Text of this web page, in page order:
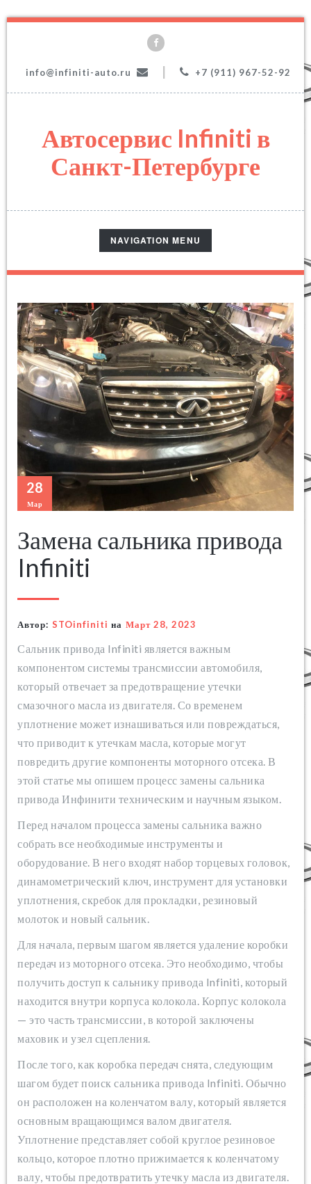
info@infiniti-auto.ru +7 (911) 967-52-92
Автосервис Infiniti в
Санкт-Петербурге
TOGGLE
NAVIGATION
NAVIGATION MENU
28
Мар
Замена сальника привода
Infiniti
Автор: STOinfiniti на Март 28, 2023
Сальник привода Infiniti является важным
компонентом системы трансмиссии автомобиля,
который отвечает за предотвращение утечки
смазочного масла из двигателя. Со временем
уплотнение может изнашиваться или повреждаться,
что приводит к утечкам масла, которые могут
повредить другие компоненты моторного отсека. В
этой статье мы опишем процесс замены сальника
привода Инфинити техническим и научным языком.
Перед началом процесса замены сальника важно
собрать все необходимые инструменты и
оборудование. В него входят набор торцевых головок,
динамометрический ключ, инструмент для установки
уплотнения, скребок для прокладки, резиновый
молоток и новый сальник.
Для начала, первым шагом является удаление коробки
передач из моторного отсека. Это необходимо, чтобы
получить доступ к сальнику привода Infiniti, который
находится внутри корпуса колокола. Корпус колокола
— это часть трансмиссии, в которой заключены
маховик и узел сцепления.
После того, как коробка передач снята, следующим
шагом будет поиск сальника привода Infiniti. Обычно
он расположен на коленчатом валу, который является
основным вращающимся валом двигателя.
Уплотнение представляет собой круглое резиновое
кольцо, которое плотно прижимается к коленчатому
валу, чтобы предотвратить утечку масла из двигателя.